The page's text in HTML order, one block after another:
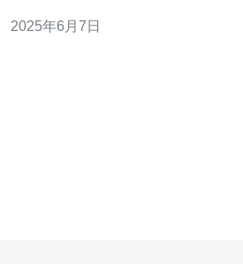
么选择日本服务器。 连接到日本服务器可以带来更加稳定
2025年6月7日